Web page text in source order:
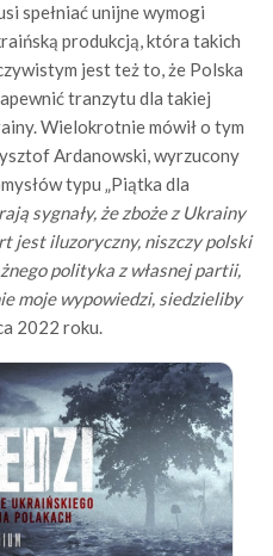
spełniać unijne wymogi
produkcją, która takich
jest też to, że Polska
tranzytu dla takiej
Wielokrotnie mówił o tym
Ardanowski, wyrzucony
typu „Piątka dla
sygnały, że zboże z Ukrainy
jest iluzoryczny, niszczy polski
polityka z własnej partii,
moje wypowiedzi, siedzieliby
2022 roku.